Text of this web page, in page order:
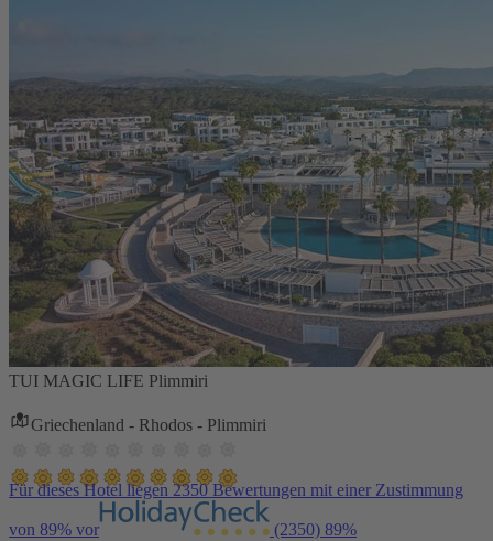
TUI MAGIC LIFE Plimmiri
Griechenland - Rhodos - Plimmiri
Für dieses Hotel liegen 2350 Bewertungen mit einer Zustimmung
von 89% vor (2350) 89%